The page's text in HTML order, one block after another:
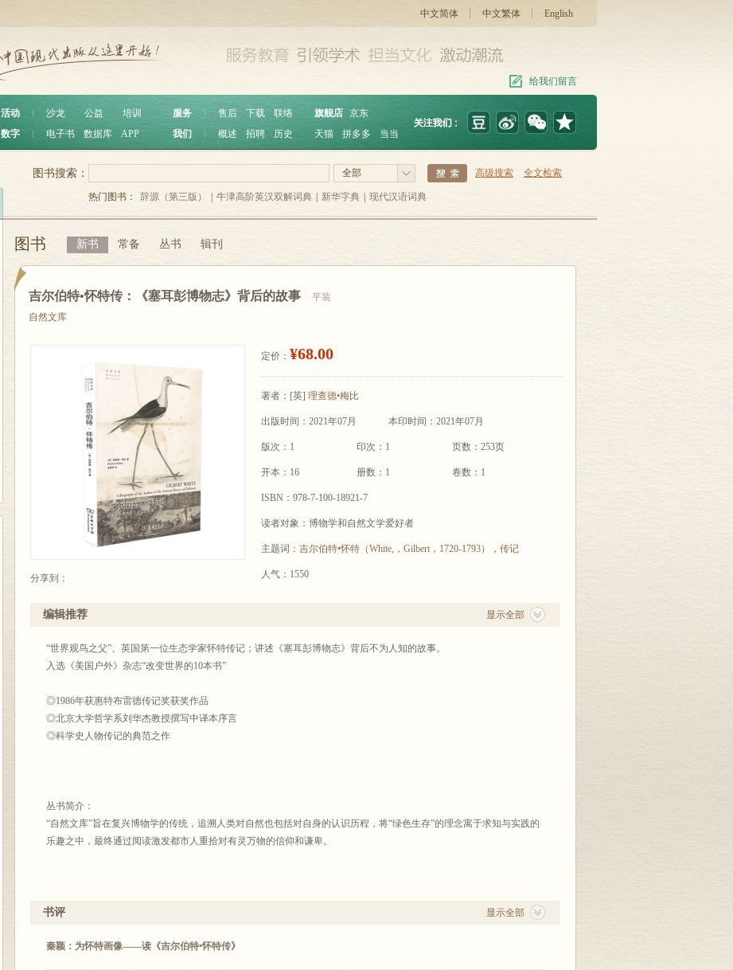
中文简体 中文繁体 English
给我们留言
活动 沙龙 公益
培训
数字
电子书 数据库 APP
服务 ︱ 售后 下载
联络
我们
概述 招聘 历史
旗舰店 京东
天猫
拼多多 当当
全部 高级搜索 全文检索
图书搜索：
热门图书： 辞源（第三版） 牛津高阶英汉双解词典 新华字典 现代汉语词典
图书 新书 常备 丛书 辑刊
吉尔伯特•怀特传：《塞耳彭博物志》背后的故事
平装
自然文库
分享到：
定价： ¥68.00
著者： [英] 理查德•梅比
出版时间：2021年07月 本印时间：2021年07月
版次：1 印次：1 页数：253页
开本：16 册数：1 卷数：1
ISBN：978-7-100-18921-7
读者对象：博物学和自然文学爱好者
主题词： 吉尔伯特•怀特（White, ， Gilbert ， 1720-1793） ， 传记
人气：1550
显示全部
编辑推荐
“世界观鸟之父”、英国第一位生态学家怀特传记；讲述《塞耳彭博物志》背后不为人知的故事。
入选《美国户外》杂志“改变世界的10本书”
◎1986年获惠特布雷德传记奖获奖作品
◎北京大学哲学系刘华杰教授撰写中译本序言
◎科学史人物传记的典范之作
丛书简介：
“自然文库”旨在复兴博物学的传统，追溯人类对自然也包括对自身的认识历程，将“绿色生存”的理念寓于求知与实践的
乐趣之中，最终通过阅读激发都市人重拾对有灵万物的信仰和谦卑。
显示全部
书评
秦颖：为怀特画像——读《吉尔伯特•怀特传》